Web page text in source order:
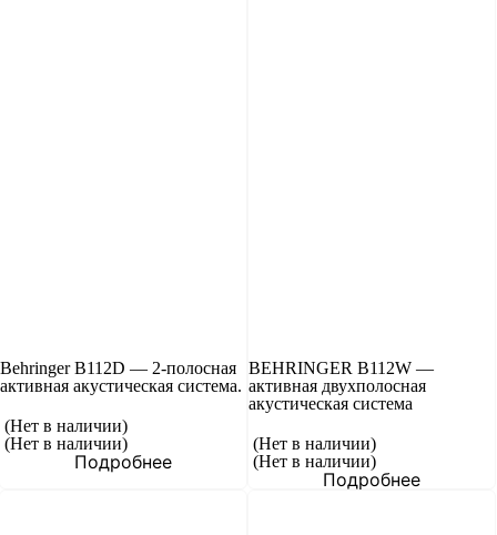
Behringer B112D — 2-полосная
активная акустическая система.
(Нет в наличии)
(Нет в наличии)
Подробнее
BEHRINGER B112W —
активная двухполосная
акустическая система
(Нет в наличии)
(Нет в наличии)
Подробнее